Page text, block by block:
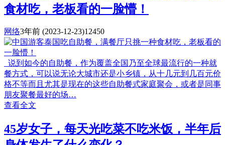
食材吃，老板看的一脸懵！
网络3年前 (2023-12-23)12450
说到如今的自助餐，作为覆盖全国乃至全球最流行的一种就
餐方式，可以说无论大城市还是小乡镇，从十几元到几百元价
格不等而且尤其是现在的这些自助餐式家庭聚会，或者是同事
朋友聚餐最好的场…
查看全文
45岁女子，每天光吃菜不吃米饭，半年后